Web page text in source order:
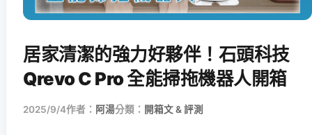
居家清潔的強力好夥伴！石頭科技
Qrevo C Pro 全能掃拖機器人開箱
2025/9/4作者： 阿湯分類： 開箱文 & 評測